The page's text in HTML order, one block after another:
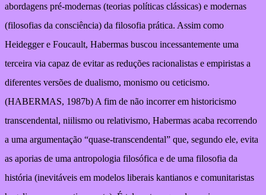
abordagens pré-modernas (teorias políticas clássicas) e modernas
(filosofias da consciência) da filosofia prática. Assim como
Heidegger e Foucault, Habermas buscou incessantemente uma
terceira via capaz de evitar as reduções racionalistas e empiristas a
diferentes versões de dualismo, monismo ou ceticismo.
(HABERMAS, 1987b) A fim de não incorrer em historicismo
transcendental, niilismo ou relativismo, Habermas acaba recorrendo
a uma argumentação “quase-transcendental” que, segundo ele, evita
as aporias de uma antropologia filosófica e de uma filosofia da
história (inevitáveis em modelos liberais kantianos e comunitaristas